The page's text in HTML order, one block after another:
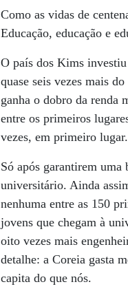
Como as vidas de
Educação, educação e
O país dos Kims
quase seis vezes mais
ganha o dobro da renda
entre os primeiros
vezes, em primeiro
Só após garantirem
universitário. Ainda
nenhuma entre as 150
jovens que chegam à
oito vezes mais
detalhe: a Coreia gasta
capita do que nós.